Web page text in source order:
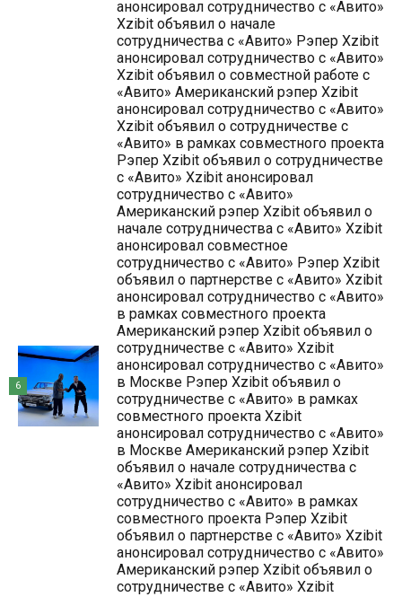
анонсировал сотрудничество с «Авито»
Xzibit объявил о начале
сотрудничества с «Авито» Рэпер Xzibit
анонсировал сотрудничество с «Авито»
Xzibit объявил о совместной работе с
«Авито» Американский рэпер Xzibit
анонсировал сотрудничество с «Авито»
Xzibit объявил о сотрудничестве с
«Авито» в рамках совместного проекта
Рэпер Xzibit объявил о сотрудничестве
с «Авито» Xzibit анонсировал
сотрудничество с «Авито»
Американский рэпер Xzibit объявил о
начале сотрудничества с «Авито» Xzibit
анонсировал совместное
сотрудничество с «Авито» Рэпер Xzibit
объявил о партнерстве с «Авито» Xzibit
анонсировал сотрудничество с «Авито»
в рамках совместного проекта
Американский рэпер Xzibit объявил о
сотрудничестве с «Авито» Xzibit
анонсировал сотрудничество с «Авито»
в Москве Рэпер Xzibit объявил о
сотрудничестве с «Авито» в рамках
совместного проекта Xzibit
анонсировал сотрудничество с «Авито»
в Москве Американский рэпер Xzibit
объявил о начале сотрудничества с
«Авито» Xzibit анонсировал
сотрудничество с «Авито» в рамках
совместного проекта Рэпер Xzibit
объявил о партнерстве с «Авито» Xzibit
анонсировал сотрудничество с «Авито»
Американский рэпер Xzibit объявил о
сотрудничестве с «Авито» Xzibit
6